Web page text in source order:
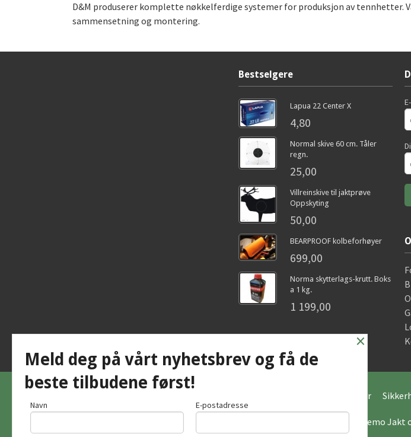
D&M produserer komplette nøkkelferdige systemer for produksjon av tennhetter.
sammensetning og montering.
Bestselgere
Lapua 22 Center X
4,80
Normal skive 60 cm. Tåler
regn.
25,00
Villreinskive til jaktprøve
Oppskyting
50,00
BEARPROOF kolbeforhøyer
699,00
Norma skytterlags-krutt. Boks
a 1 kg.
1 199,00
Kjøpsbetingelser
© Hagemo Jakt
×
Meld deg på vårt nyhetsbrev og få de
beste tilbudene først!
Navn E-postadresse